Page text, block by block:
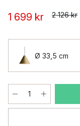
1 699 kr 2 126 kr
Ø 33,5 cm